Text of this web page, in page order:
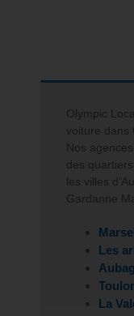
Olympic
voiture dans
Nos
des
les villes
Gardanne
Les
La